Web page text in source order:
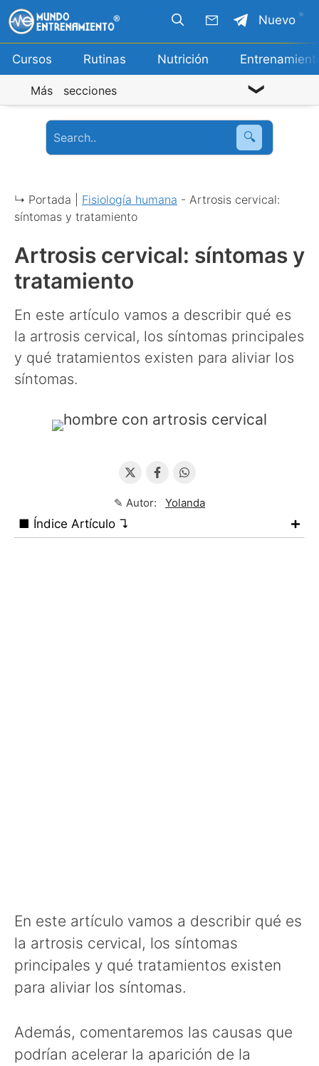
Saltar
al
contenido
Cursos Rutinas Nutrición
Nuevo
Más secciones
🔍
↳ Portada | Fisiología humana - Artrosis cervical:
síntomas y tratamiento
Artrosis cervical: síntomas y
tratamiento
En este artículo vamos a describir qué es
la artrosis cervical, los síntomas principales
y qué tratamientos existen para aliviar los
síntomas.
✎ Autor: Yolanda
■ Índice Artículo ↴
En este artículo vamos a describir qué es
la artrosis cervical, los síntomas
principales y qué tratamientos existen
para aliviar los síntomas.
Además, comentaremos las causas que
podrían acelerar la aparición de la